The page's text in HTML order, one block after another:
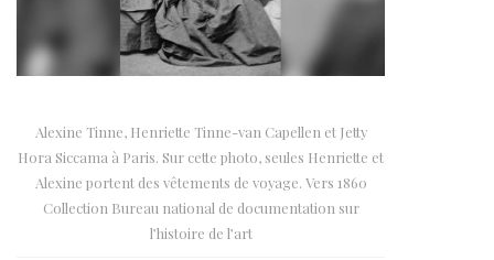
Alexine Tinne, Henriette Tinne-van Capellen et Jetty
Hora Siccama à Paris. Sur cette photo, seules Henriette et
Alexine portent des vêtements de voyage. Vers 1860
Collection Bureau national de documentation sur
l’histoire de l’art